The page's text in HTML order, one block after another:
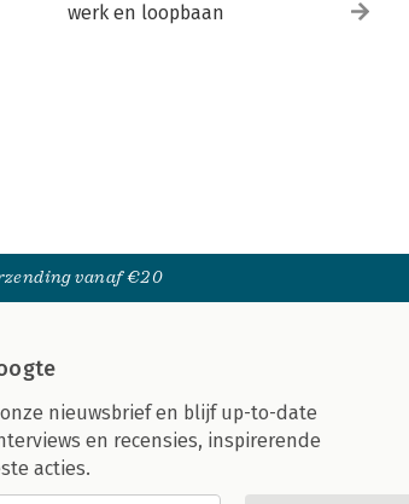
werk en loopbaan
vanaf €20
nieuwsbrief en blijf up-to-date
en recensies, inspirerende
acties.